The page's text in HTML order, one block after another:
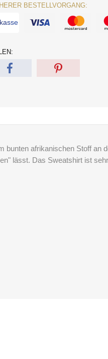
BESTELLVORGANG:
afrikanischen Stoff an
lässt. Das Sweatshirt ist